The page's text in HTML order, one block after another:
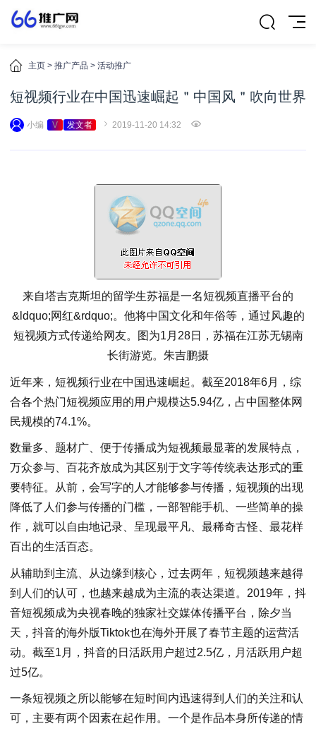
主页 > 推广产品 > 活动推广
短视频行业在中国迅速崛起＂中国风＂吹向世界
小编 V 发文者 2019-11-20 14:32
来自塔吉克斯坦的留学生苏福是一名短视频直播平台的
&ldquo;网红&rdquo;。他将中国文化和年俗等，通过风趣的
短视频方式传递给网友。图为1月28日，苏福在江苏无锡南
长街游览。朱吉鹏摄
近年来，短视频行业在中国迅速崛起。截至2018年6月，综
合各个热门短视频应用的用户规模达5.94亿，占中国整体网
民规模的74.1%。
数量多、题材广、便于传播成为短视频最显著的发展特点，
万众参与、百花齐放成为其区别于文字等传统表达形式的重
要特征。从前，会写字的人才能够参与传播，短视频的出现
降低了人们参与传播的门槛，一部智能手机、一些简单的操
作，就可以自由地记录、呈现最平凡、最稀奇古怪、最花样
百出的生活百态。
从辅助到主流、从边缘到核心，过去两年，短视频越来越得
到人们的认可，也越来越成为主流的表达渠道。2019年，抖
音短视频成为央视春晚的独家社交媒体传播平台，除夕当
天，抖音的海外版Tiktok也在海外开展了春节主题的运营活
动。截至1月，抖音的日活跃用户超过2.5亿，月活跃用户超
过5亿。
一条短视频之所以能够在短时间内迅速得到人们的关注和认
可，主要有两个因素在起作用。一个是作品本身所传递的情